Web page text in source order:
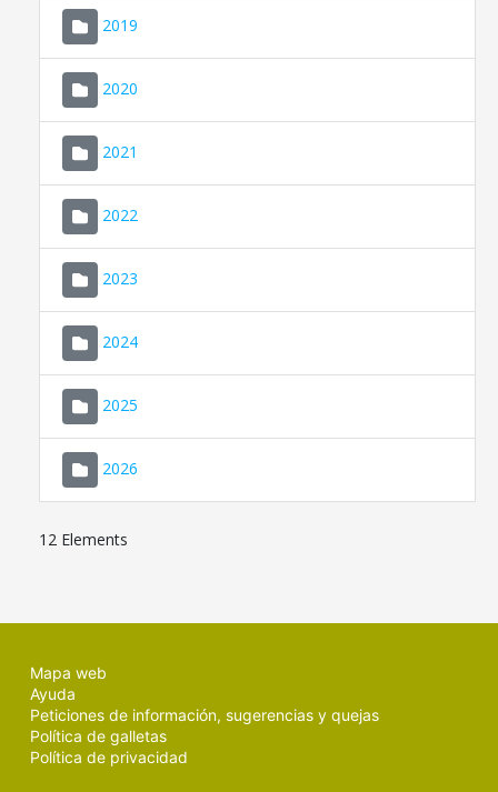
2019
2020
2021
2022
2023
2024
2025
2026
12 Elements
Mapa web
Ayuda
Peticiones de información, sugerencias y quejas
Política de galletas
Política de privacidad